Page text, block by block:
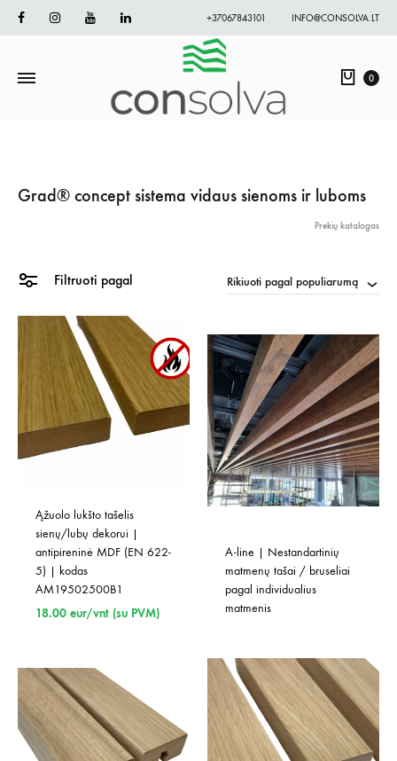
FacebookInstagramYoutubeLinkedin +37067843101 INFO@CONSOLVA.LT
0
Grad® concept sistema vidaus sienoms ir luboms
Prekių katalogas
Filtruoti pagal Rikiuoti pagal populiarumą
Ąžuolo lukšto tašelis
sienų/lubų dekorui |
antipireninė MDF (EN 622-
5) | kodas
AM19502500B1
18.00 eur/vnt (su PVM)
A-line | Nestandartinių
matmenų tašai / bruseliai
pagal individualius
matmenis